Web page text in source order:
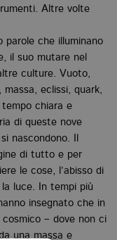
Altre volte
parole che illuminano
il suo mutare nel
culture. Vuoto,
eclissi, quark,
chiara e
di queste nove
nascondono. Il
di tutto e per
le cose, l’abisso di
luce. In tempi più
insegnato che in
– dove non ci
una massa e